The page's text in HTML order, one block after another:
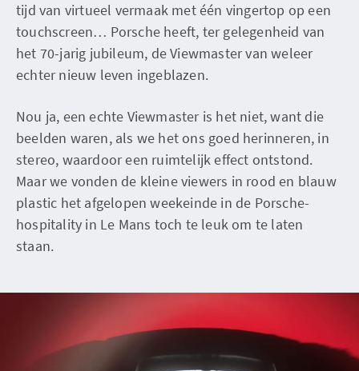
tijd van virtueel vermaak met één vingertop op een
touchscreen… Porsche heeft, ter gelegenheid van
het 70-jarig jubileum, de Viewmaster van weleer
echter nieuw leven ingeblazen.
Nou ja, een echte Viewmaster is het niet, want die
beelden waren, als we het ons goed herinneren, in
stereo, waardoor een ruimtelijk effect ontstond.
Maar we vonden de kleine viewers in rood en blauw
plastic het afgelopen weekeinde in de Porsche-
hospitality in Le Mans toch te leuk om te laten
staan.